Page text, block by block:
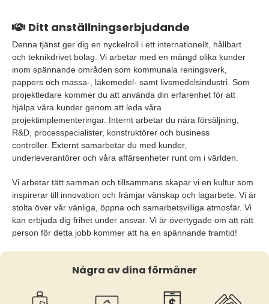
Ditt anställningserbjudande
Denna tjänst ger dig en nyckelroll i ett internationellt, hållbart
och teknikdrivet bolag. Vi arbetar med en mängd olika kunder
inom spännande områden som kommunala reningsverk,
pappers och massa-, läkemedel- samt livsmedelsindustri. Som
projektledare kommer du att använda din erfarenhet för att
hjälpa våra kunder genom att leda våra
projektimplementeringar. Internt arbetar du nära försäljning,
R&D, processpecialister, konstruktörer och business
controller. Externt samarbetar du med kunder,
underleverantörer och våra affärsenheter runt om i världen.
Vi arbetar tätt samman och tillsammans skapar vi en kultur som
inspirerar till innovation och främjar vänskap och lagarbete. Vi är
stolta över vår vänliga, öppna och samarbetsvilliga atmosfär. Vi
kan erbjuda dig frihet under ansvar. Vi är övertygade om att rätt
person för detta jobb kommer att ha en spännande framtid!
Några av dina förmåner